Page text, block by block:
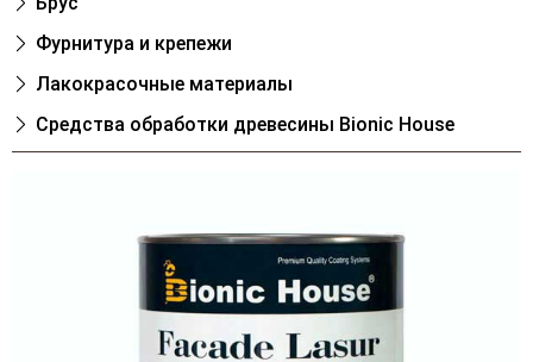
Фурнитура и крепежи
Лакокрасочные материалы
Cредства обработки древесины Bionic House